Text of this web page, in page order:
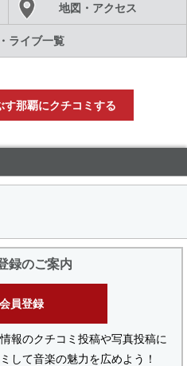
地図・アクセス
ライブ一覧
す那覇にクチコミする
録のご案内
員登録
報のクチコミ投稿や写真投稿に
して音楽の魅力を広めよう！